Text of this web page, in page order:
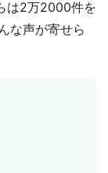
は2万2000件を
な声が寄せら